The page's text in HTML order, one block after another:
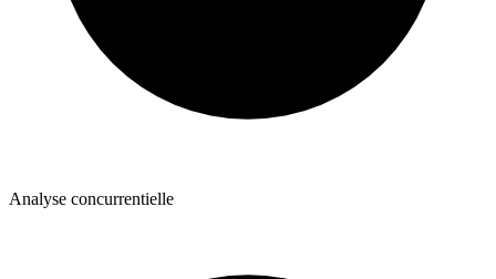
Analyse concurrentielle